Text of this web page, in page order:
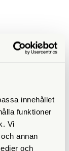
innehållet
funktioner
Vi
annan
och